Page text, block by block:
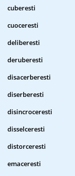
cuberesti
cuoceresti
deliberesti
deruberesti
disacerberesti
diserberesti
disincroceresti
disselceresti
distorceresti
emaceresti